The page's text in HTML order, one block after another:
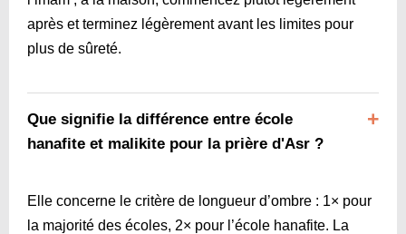
après et terminez légèrement avant les limites pour
plus de sûreté.
Que signifie la différence entre école
hanafite et malikite pour la prière d'Asr ?
Elle concerne le critère de longueur d’ombre : 1× pour
la majorité des écoles, 2× pour l’école hanafite. La